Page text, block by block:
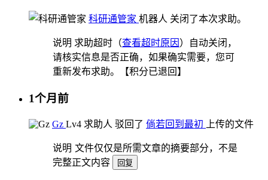
科研通管家 机器人 关闭了本次求助。
说明 求助超时（查看超时原因 ）自动关闭，
请核实信息是否正确，如果确实需要，您可
重新发布求助。【积分已退回】
1个月前
Gz Lv4 求助人 驳回了 倘若回到最初 上传的文件
说明 文件仅仅是所需文章的摘要部分，不是
完整正文内容
回复